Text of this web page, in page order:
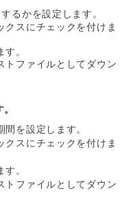
るかを設定します。
クスにチェックを付けま
。
トファイルとしてダウン
を設定します。
クスにチェックを付けま
。
トファイルとしてダウン